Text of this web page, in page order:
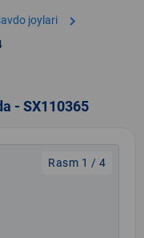
joylari chevron_right
- SX110365
Rasm 1 / 4